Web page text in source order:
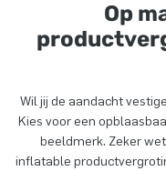
Op
Wil jij de aandacht
Kies voor een
beeldmerk. Zeker
inflatable